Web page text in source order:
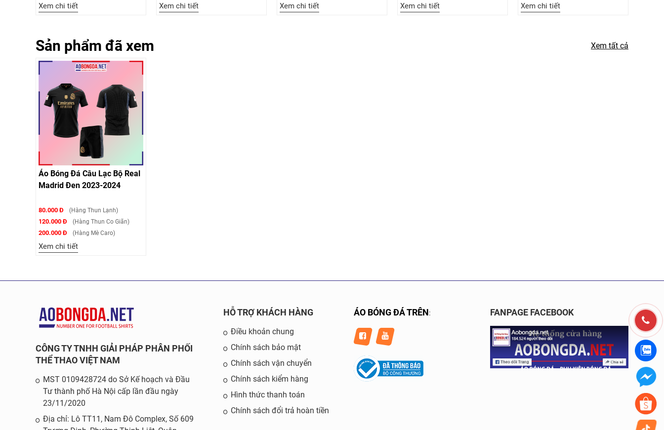
Xem chi tiết Xem chi tiết Xem chi tiết Xem chi tiết Xem chi tiết
Sản phẩm đã xem Xem tất cả
Áo Bóng Đá Câu Lạc Bộ Real
Madrid Đen 2023-2024
80.000 Đ (Hàng Thun Lạnh)
120.000 Đ (Hàng Thun Co Giãn)
200.000 Đ (Hàng Mè Caro)
Xem chi tiết
CÔNG TY TNHH GIẢI PHÁP PHÂN PHỐI
THỂ THAO VIỆT NAM
MST 0109428724 do Sở Kế hoạch và Đầu
Tư thành phố Hà Nội cấp lần đầu ngày
23/11/2020
Địa chỉ: Lô TT11, Nam Đô Complex, Số 609
HỖ TRỢ KHÁCH HÀNG
Điều khoản chung
Chính sách bảo mật
Chính sách vận chuyển
Chính sách kiểm hàng
Hình thức thanh toán
Chính sách đổi trả hoàn tiền
ÁO BÓNG ĐÁ TRÊN: FANPAGE FACEBOOK